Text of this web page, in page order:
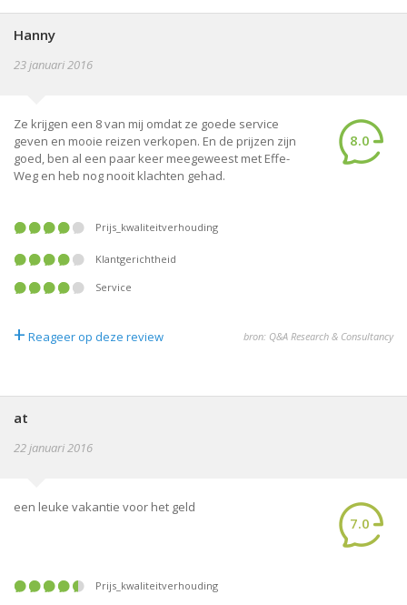
Hanny
23 januari 2016
Ze krijgen een 8 van mij omdat ze goede service
geven en mooie reizen verkopen. En de prijzen zijn
goed, ben al een paar keer meegeweest met Effe-
Weg en heb nog nooit klachten gehad.
8.0
Prijs_kwaliteitverhouding
Klantgerichtheid
Service
+ Reageer op deze review bron: Q&A Research & Consultancy
at
22 januari 2016
een leuke vakantie voor het geld
7.0
Prijs_kwaliteitverhouding